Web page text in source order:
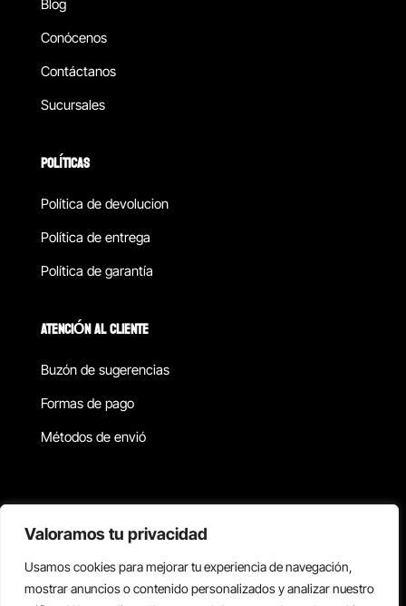
Valoramos tu privacidad
Usamos cookies para mejorar tu experiencia de navegación,
mostrar anuncios o contenido personalizados y analizar nuestro
Blog
Conócenos
Contáctanos
Sucursales
POLÍTICAS
Política de devolucion
Política de entrega
Política de garantía
ATENCIÓN AL CLIENTE
Buzón de sugerencias
Formas de pago
Métodos de envió
Copyright © 2026 Reisix. Todos los derechos reservados.